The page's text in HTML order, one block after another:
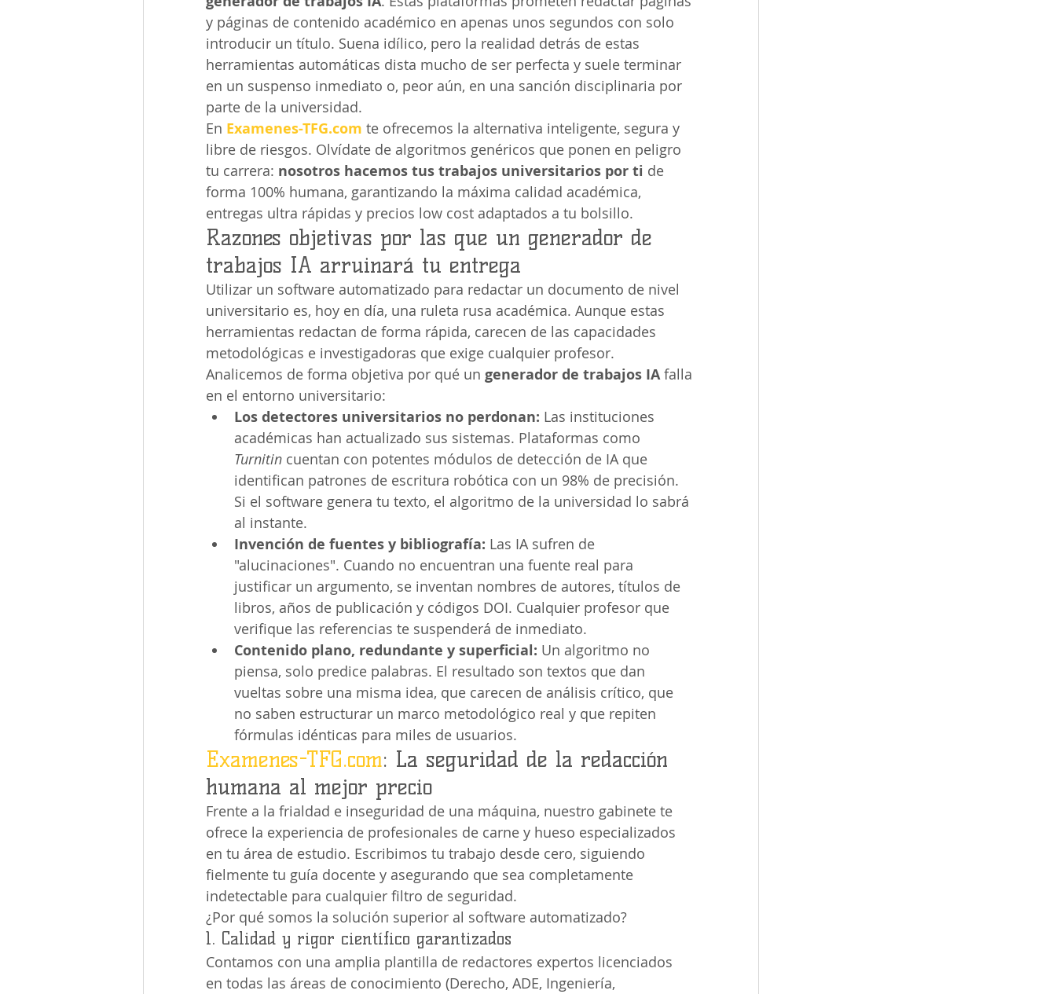
y páginas de contenido académico en apenas unos segundos con solo
introducir un título. Suena idílico, pero la realidad detrás de estas
herramientas automáticas dista mucho de ser perfecta y suele terminar
en un suspenso inmediato o, peor aún, en una sanción disciplinaria por
parte de la universidad.
En Examenes-TFG.com te ofrecemos la alternativa inteligente, segura y
libre de riesgos. Olvídate de algoritmos genéricos que ponen en peligro
tu carrera: nosotros hacemos tus trabajos universitarios por ti de
forma 100% humana, garantizando la máxima calidad académica,
entregas ultra rápidas y precios low cost adaptados a tu bolsillo.
Razones objetivas por las que un generador de
trabajos IA arruinará tu entrega
Utilizar un software automatizado para redactar un documento de nivel
universitario es, hoy en día, una ruleta rusa académica. Aunque estas
herramientas redactan de forma rápida, carecen de las capacidades
metodológicas e investigadoras que exige cualquier profesor.
Analicemos de forma objetiva por qué un generador de trabajos IA falla
en el entorno universitario:
Los detectores universitarios no perdonan: Las instituciones
académicas han actualizado sus sistemas. Plataformas como
Turnitin cuentan con potentes módulos de detección de IA que
identifican patrones de escritura robótica con un 98% de precisión.
Si el software genera tu texto, el algoritmo de la universidad lo sabrá
al instante.
Invención de fuentes y bibliografía: Las IA sufren de
"alucinaciones". Cuando no encuentran una fuente real para
justificar un argumento, se inventan nombres de autores, títulos de
libros, años de publicación y códigos DOI. Cualquier profesor que
verifique las referencias te suspenderá de inmediato.
Contenido plano, redundante y superficial: Un algoritmo no
piensa, solo predice palabras. El resultado son textos que dan
vueltas sobre una misma idea, que carecen de análisis crítico, que
no saben estructurar un marco metodológico real y que repiten
fórmulas idénticas para miles de usuarios.
Examenes-TFG.com: La seguridad de la redacción
humana al mejor precio
Frente a la frialdad e inseguridad de una máquina, nuestro gabinete te
ofrece la experiencia de profesionales de carne y hueso especializados
en tu área de estudio. Escribimos tu trabajo desde cero, siguiendo
fielmente tu guía docente y asegurando que sea completamente
indetectable para cualquier filtro de seguridad.
¿Por qué somos la solución superior al software automatizado?
1. Calidad y rigor científico garantizados
Contamos con una amplia plantilla de redactores expertos licenciados
en todas las áreas de conocimiento (Derecho, ADE, Ingeniería,